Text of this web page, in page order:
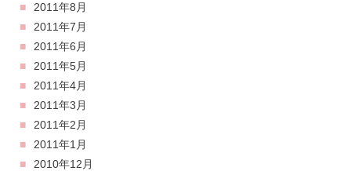
2011年8月
2011年7月
2011年6月
2011年5月
2011年4月
2011年3月
2011年2月
2011年1月
2010年12月